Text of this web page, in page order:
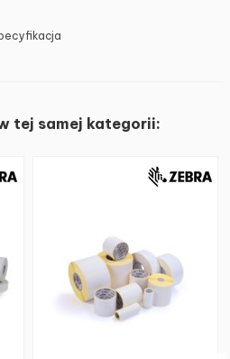
tej samej kategorii: